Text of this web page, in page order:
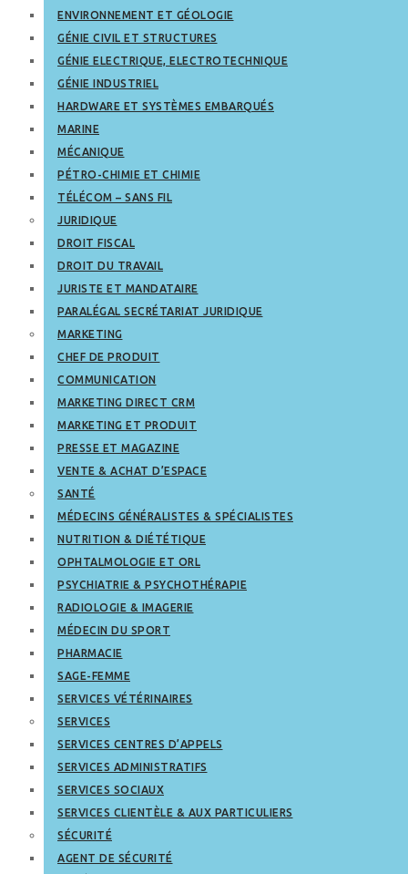
ENVIRONNEMENT ET GÉOLOGIE
GÉNIE CIVIL ET STRUCTURES
GÉNIE ELECTRIQUE, ELECTROTECHNIQUE
GÉNIE INDUSTRIEL
HARDWARE ET SYSTÈMES EMBARQUÉS
MARINE
MÉCANIQUE
PÉTRO-CHIMIE ET CHIMIE
TÉLÉCOM – SANS FIL
JURIDIQUE
DROIT FISCAL
DROIT DU TRAVAIL
JURISTE ET MANDATAIRE
PARALÉGAL SECRÉTARIAT JURIDIQUE
MARKETING
CHEF DE PRODUIT
COMMUNICATION
MARKETING DIRECT CRM
MARKETING ET PRODUIT
PRESSE ET MAGAZINE
VENTE & ACHAT D’ESPACE
SANTÉ
MÉDECINS GÉNÉRALISTES & SPÉCIALISTES
NUTRITION & DIÉTÉTIQUE
OPHTALMOLOGIE ET ORL
PSYCHIATRIE & PSYCHOTHÉRAPIE
RADIOLOGIE & IMAGERIE
MÉDECIN DU SPORT
PHARMACIE
SAGE-FEMME
SERVICES VÉTÉRINAIRES
SERVICES
SERVICES CENTRES D’APPELS
SERVICES ADMINISTRATIFS
SERVICES SOCIAUX
SERVICES CLIENTÈLE & AUX PARTICULIERS
SÉCURITÉ
AGENT DE SÉCURITÉ